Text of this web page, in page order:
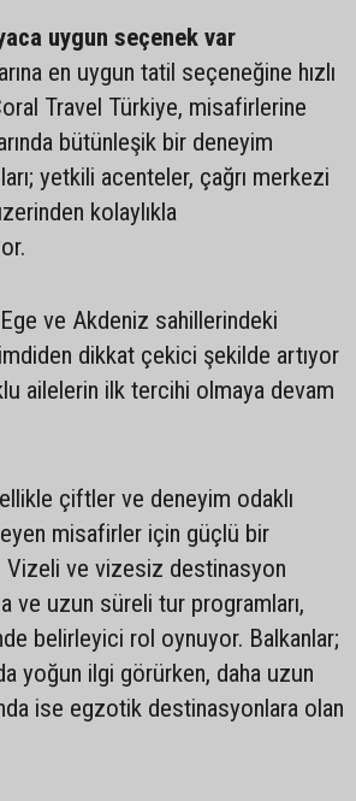
uygun seçenek var
en uygun tatil seçeneğine hızlı
Travel Türkiye, misafirlerine
bütünleşik bir deneyim
yetkili acenteler, çağrı merkezi
kolaylıkla
ve Akdeniz sahillerindeki
dikkat çekici şekilde artıyor
ailelerin ilk tercihi olmaya devam
çiftler ve deneyim odaklı
misafirler için güçlü bir
Vizeli ve vizesiz destinasyon
ve uzun süreli tur programları,
belirleyici rol oynuyor. Balkanlar;
yoğun ilgi görürken, daha uzun
ise egzotik destinasyonlara olan